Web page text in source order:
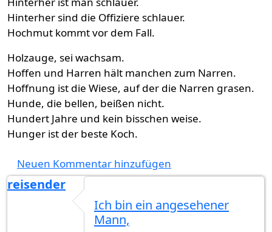
Hinterher sind die Offiziere schlauer.
Hochmut kommt vor dem Fall.
Holzauge, sei wachsam.
Hoffen und Harren hält manchen zum Narren.
Hoffnung ist die Wiese, auf der die Narren grasen.
Hunde, die bellen, beißen nicht.
Hundert Jahre und kein bisschen weise.
Hunger ist der beste Koch.
Neuen Kommentar hinzufügen
reisender
Ich bin ein angesehener
Mann,